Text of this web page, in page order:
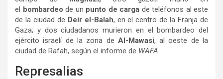
el bombardeo de un punto de carga de teléfonos al este
de la ciudad de Deir el-Balah, en el centro de la Franja de
Gaza; y dos ciudadanos murieron en el bombardeo del
ejército israelí de la zona de Al-Mawasi, al oeste de la
ciudad de Rafah, según el informe de WAFA.
Represalias